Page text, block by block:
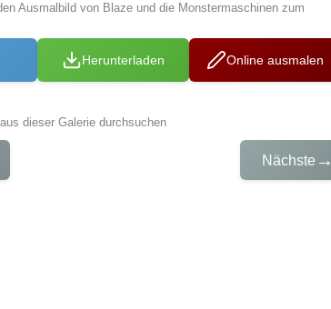
Ausmalbild von Blaze und die Monstermaschinen zum
Herunterladen Online ausmalen
dieser Galerie durchsuchen
Nächste →